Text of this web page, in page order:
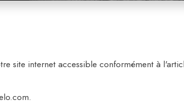
site internet accessible conformément à